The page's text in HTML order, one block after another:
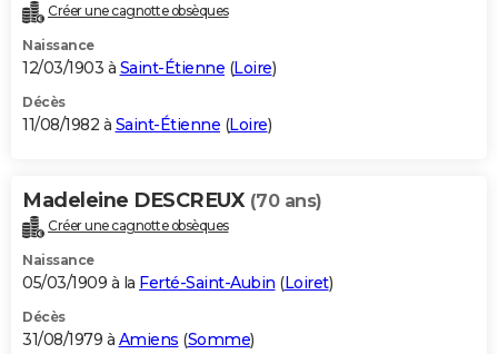
Créer une cagnotte obsèques
Naissance
12/03/1903 à Saint-Étienne (Loire)
Décès
11/08/1982 à Saint-Étienne (Loire)
Madeleine DESCREUX (70 ans)
Créer une cagnotte obsèques
Naissance
05/03/1909 à la Ferté-Saint-Aubin (Loiret)
Décès
31/08/1979 à Amiens (Somme)